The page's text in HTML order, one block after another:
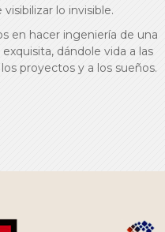
lo invisible.
en hacer ingeniería de una
dándole vida a las
proyectos y a los sueños.